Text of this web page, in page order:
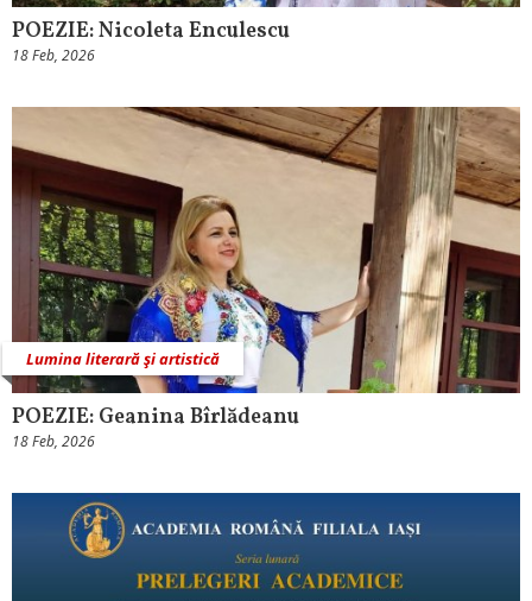
POEZIE: Nicoleta Enculescu
18 Feb, 2026
Lumina literară şi artistică
POEZIE: Geanina Bîrlădeanu
18 Feb, 2026